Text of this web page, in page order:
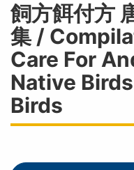
飼方餌付方
集 /
Care For
Native
Birds